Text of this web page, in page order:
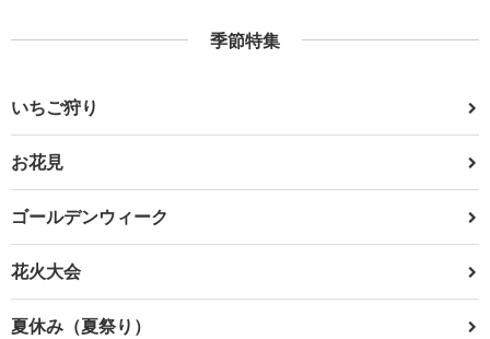
季節特集
いちご狩り
お花見
ゴールデンウィーク
花火大会
夏休み（夏祭り）